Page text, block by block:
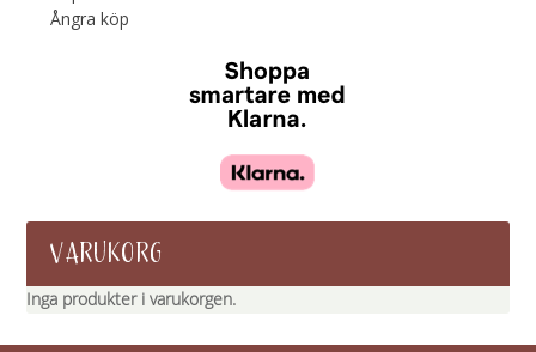
Ångra köp
VARUKORG
Inga produkter i varukorgen.